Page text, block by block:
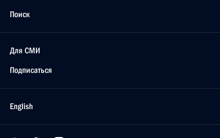
Поиск
Для СМИ
Подписаться
English